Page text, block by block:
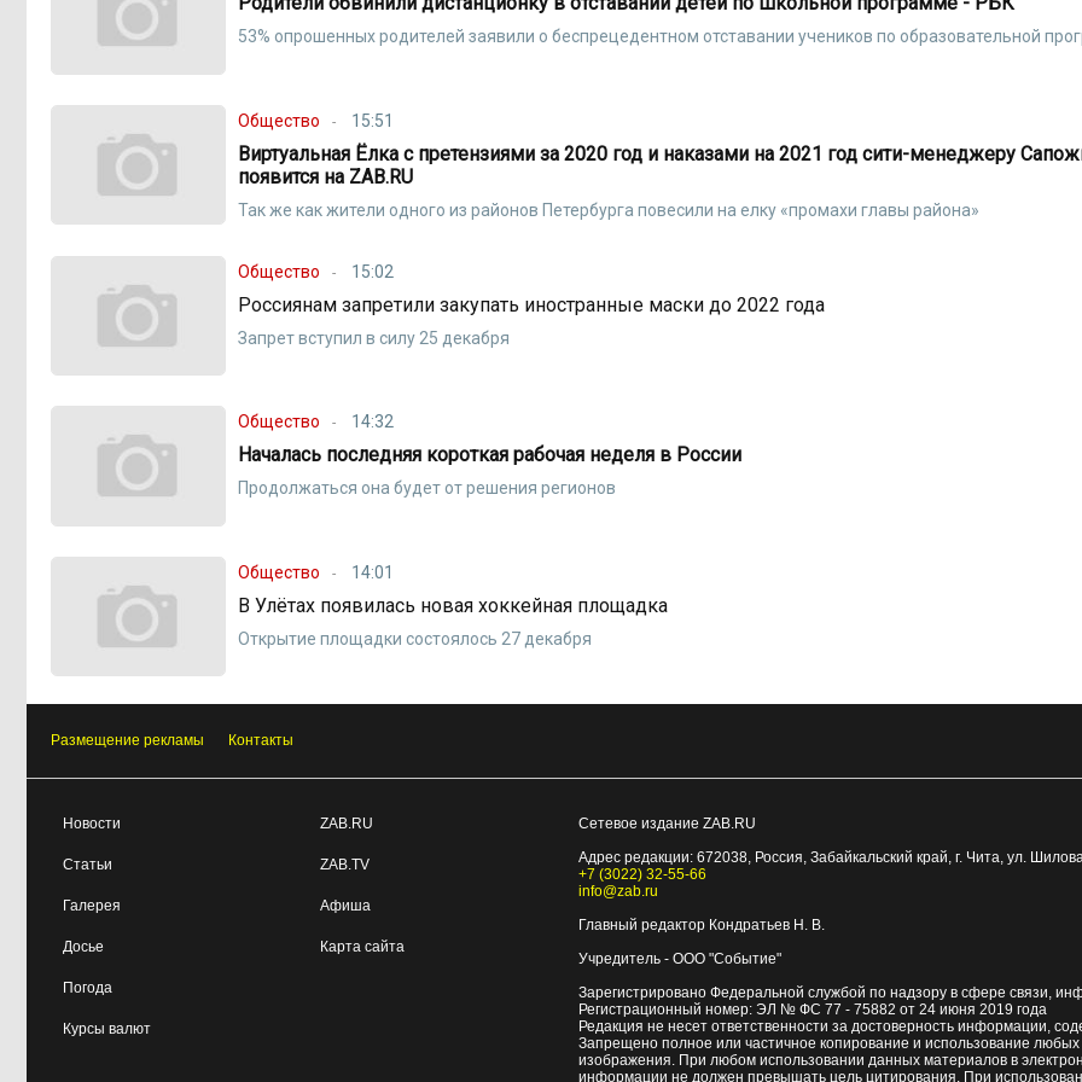
53% опрошенных родителей заявили о беспрецедентном отставании учеников по образовательной
Общество 15:51
Виртуальная Ёлка с претензиями за 2020 год и наказами на 2021 год сити-менеджеру
появится на ZAB.RU
Так же как жители одного из районов Петербурга повесили на елку «промахи главы района»
Общество 15:02
Россиянам запретили закупать иностранные маски до 2022 года
Запрет вступил в силу 25 декабря
Общество 14:32
Началась последняя короткая рабочая неделя в России
Продолжаться она будет от решения регионов
Общество 14:01
В Улётах появилась новая хоккейная площадка
Открытие площадки состоялось 27 декабря
Размещение рекламы Контакты
Новости
Статьи
Галерея
Досье
Погода
Курсы валют
ZAB.RU
ZAB.TV
Афиша
Карта сайта
Сетевое издание ZAB.RU
Адрес редакции: 672038, Россия, Забайкальский край, г. Чита, ул.
+7 (3022) 32-55-66
info@zab.ru
Главный редактор Кондратьев Н. В.
Учредитель - ООО "Событие"
Зарегистрировано Федеральной службой по надзору в сфере связи,
Регистрационный номер: ЭЛ № ФС 77 - 75882 от 24 июня 2019 года
Редакция не несет ответственности за достоверность информации,
Запрещено полное или частичное копирование и использование
изображения. При любом использовании данных материалов в
информации не должен превышать цель цитирования. При